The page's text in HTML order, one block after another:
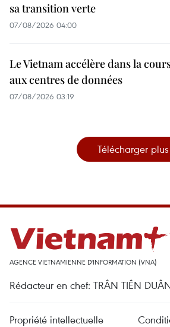
sa transition verte
07/08/2026 04:00
Le Vietnam accélère dans la
aux centres de données
07/08/2026 03:19
Télécharger plus
AGENCE VIETNAMIENNE D'INFORMATION (VNA)
Rédacteur en chef: TRÂN TIÊN
Propriété intellectuelle